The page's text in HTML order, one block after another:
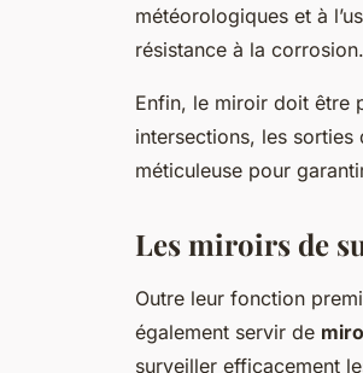
météorologiques et à
résistance à la corrosion.
Enfin, le miroir doit être
intersections, les
méticuleuse pour
Les miroirs de
Outre leur fonction
également servir de
surveiller efficacement